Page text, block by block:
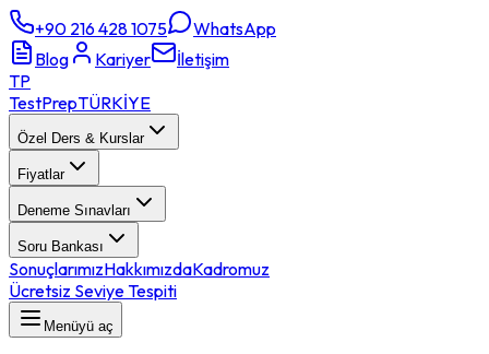
+90 216 428 1075
WhatsApp
Blog
Kariyer
İletişim
TP
TestPrepTÜRKİYE
Özel Ders & Kurslar
Fiyatlar
Deneme Sınavları
Soru Bankası
SonuçlarımızHakkımızdaKadromuz
Ücretsiz Seviye Tespiti
Menüyü aç